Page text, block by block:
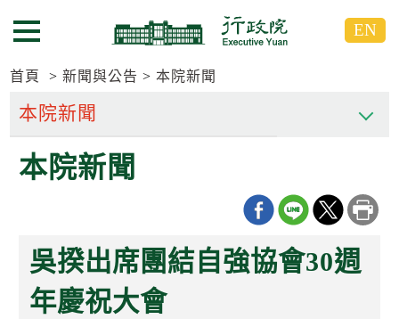
到
要
區
到
要
區
選單按鈕 EN
首頁 新聞與公告 本院新聞
本院新聞
吳揆出席團結自強協會30週
年慶祝大會